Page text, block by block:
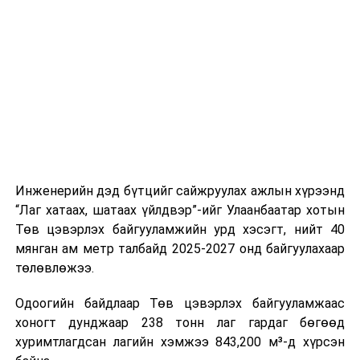
өдөр тутмын ажлын бэлэн байдлыг хангах зэрэг
практик ур чадварыг сургалтын хөтөлбөрт тусгажээ.
Сургалтыг танилцуулах лекц, асуулт-хариулт,
жишээнд суурилсан сургалт, багаар ажиллах дасгал,
танилцах, онцгой нөхцөлд ажиллах дадлага зэрэг
онол, практик хосолсон хэлбэрээр зохион байгуулж
байна.
Инженерийн дэд бүтцийг сайжруулах ажлын хүрээнд
“Лаг хатаах, шатаах үйлдвэр”-ийг Улаанбаатар хотын
Төв цэвэрлэх байгууламжийн урд хэсэгт, нийт 40
мянган ам метр талбайд 2025-2027 онд байгуулахаар
төлөвлөжээ.
Одоогийн байдлаар Төв цэвэрлэх байгууламжаас
хоногт дунджаар 238 тонн лаг гардаг бөгөөд
хуримтлагдсан лагийн хэмжээ 843,200 м³-д хүрсэн